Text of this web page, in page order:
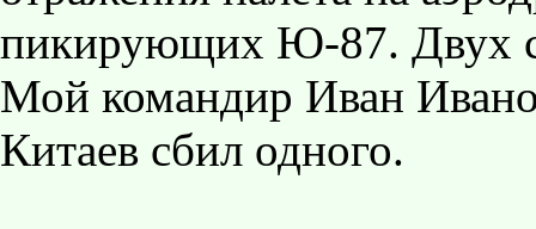
пикирующих Ю-87. Двух
Мой командир Иван
Китаев сбил одного.